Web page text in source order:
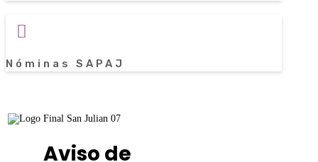

Nóminas SAPAJ
Aviso de